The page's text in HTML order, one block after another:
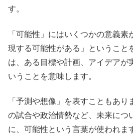
す。
「可能性」にはいくつかの意義
現する可能性がある」ということ
は、ある目標や計画、アイデアが
いうことを意味します。
「予測や想像」を表すこともあ
の試合や政治情勢など、未来につ
に、可能性という言葉が使われま